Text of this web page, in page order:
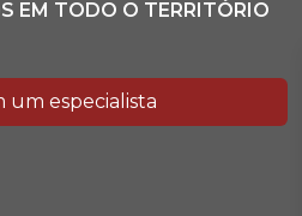
um especialista